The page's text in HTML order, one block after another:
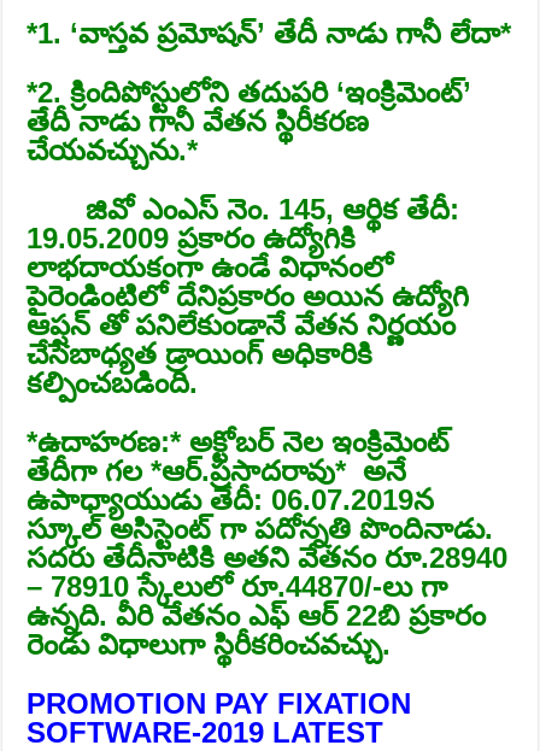
*1. ‘వాస్తవ ప్రమోషన్’ తేదీ నాడు గానీ లేదా*
*2. క్రిందిపోస్టులోని తదుపరి ‘ఇంక్రిమెంట్’
తేదీ నాడు గానీ వేతన స్థిరీకరణ
చేయవచ్చును.*
జివో ఎంఎస్ నెం. 145, ఆర్థిక తేదీ:
19.05.2009 ప్రకారం ఉద్యోగికి
లాభదాయకంగా ఉండే విధానంలో
పైరెండింటిలో దేనిప్రకారం అయిన ఉద్యోగి
ఆప్షన్ తో పనిలేకుండానే వేతన నిర్ణయం
చేసేబాధ్యత డ్రాయింగ్ అధికారికి
కల్పించబడింది.
*ఉదాహరణ:* అక్టోబర్ నెల ఇంక్రిమెంట్
తేదీగా గల *ఆర్.ప్రసాదరావు* అనే
ఉపాధ్యాయుడు తేదీ: 06.07.2019న
స్కూల్ అసిస్టెంట్ గా పదోన్నతి పొందినాడు.
సదరు తేదీనాటికి అతని వేతనం రూ.28940
– 78910 స్కేలులో రూ.44870/-లు గా
ఉన్నది. వీరి వేతనం ఎఫ్ ఆర్ 22బి ప్రకారం
రెండు విధాలుగా స్థిరీకరించవచ్చు.
PROMOTION PAY FIXATION
SOFTWARE-2019 LATEST